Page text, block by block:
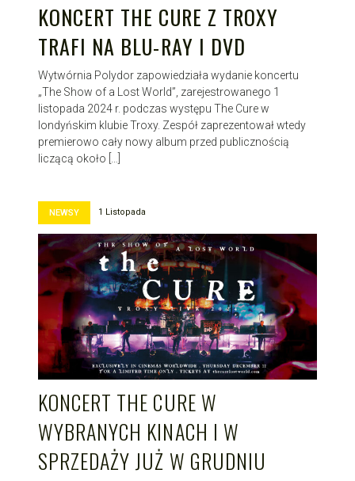
KONCERT THE CURE Z TROXY
TRAFI NA BLU-RAY I DVD
Wytwórnia Polydor zapowiedziała wydanie koncertu
„The Show of a Lost World”, zarejestrowanego 1
listopada 2024 r. podczas występu The Cure w
londyńskim klubie Troxy. Zespół zaprezentował wtedy
premierowo cały nowy album przed publicznością
liczącą około […]
NEWSY 1 Listopada
KONCERT THE CURE W
WYBRANYCH KINACH I W
SPRZEDAŻY JUŻ W GRUDNIU